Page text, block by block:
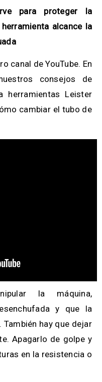
para proteger la
alcance la
canal de YouTube. En
consejos de
herramientas Leister
cambiar el tubo de
la máquina,
y que la
hay que dejar
Apagarlo de golpe y
en la resistencia o